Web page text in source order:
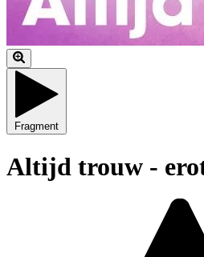
Fragment
Altijd trouw -